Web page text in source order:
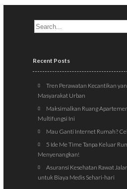
Recent Posts
Tren Perawatan Kecantikan
Masyarakat Urban
Maksimalkan Ruang
Multifungsi Ini
Mau Ganti Internet Rumah?
5 Ide Me Time Tanpa Keluar
Menyenangkan!
Asuransi Kesehatan Rawat
untuk Biaya Medis Sehari-hari